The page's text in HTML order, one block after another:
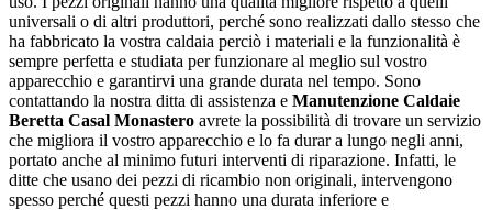
universali o di altri produttori, perché sono realizzati dallo stesso che
ha fabbricato la vostra caldaia perciò i materiali e la funzionalità è
sempre perfetta e studiata per funzionare al meglio sul vostro
apparecchio e garantirvi una grande durata nel tempo. Sono
contattando la nostra ditta di assistenza e Manutenzione Caldaie
Beretta Casal Monastero avrete la possibilità di trovare un servizio
che migliora il vostro apparecchio e lo fa durar a lungo negli anni,
portato anche al minimo futuri interventi di riparazione. Infatti, le
ditte che usano dei pezzi di ricambio non originali, intervengono
spesso perché questi pezzi hanno una durata inferiore e